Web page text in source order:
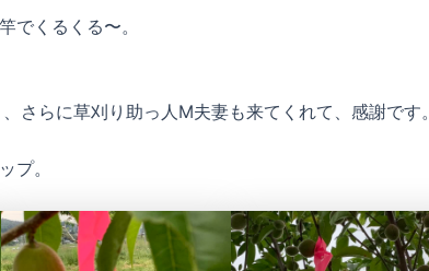
でくるくる〜。
さらに草刈り助っ人M夫妻も来てくれて、感謝です。
プ。